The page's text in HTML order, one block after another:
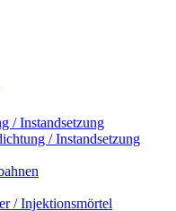
/ Instandsetzung
/ Instandsetzung
/ Injektionsmörtel